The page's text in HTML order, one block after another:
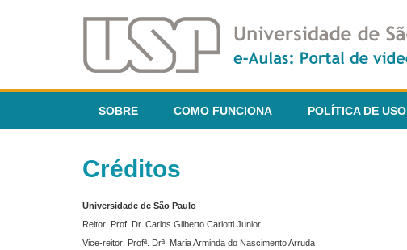
SOBRE COMO FUNCIONA POLÍTICA DE USO
Créditos
Universidade de São Paulo
Reitor: Prof. Dr. Carlos Gilberto Carlotti Junior
Vice-reitor: Profª. Drª. Maria Arminda do Nascimento Arruda